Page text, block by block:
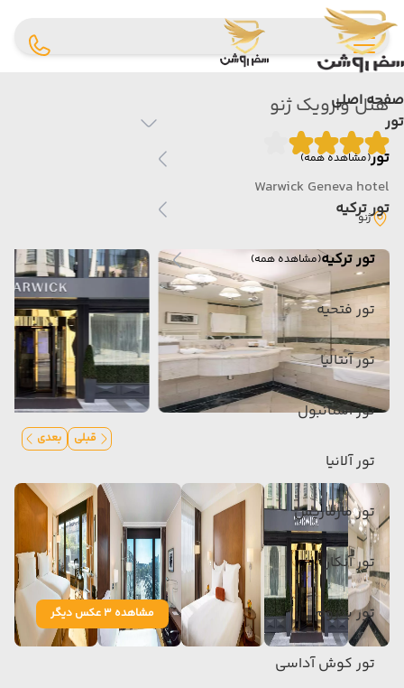
صفحه اصلی
تور
تور(مشاهده همه)
تور ترکیه
تور ترکیه(مشاهده همه)
تور فتحیه
تور آنتالیا
تور استانبول
تور آلانیا
تور مارماریس
تور آنکارا
تور بدروم
تور کوش آداسی
هتل وارویک ژنو
Warwick Geneva hotel
ژنو
قبلی بعدی
مشاهده 3 عکس دیگر